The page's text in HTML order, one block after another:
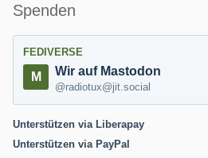
Spenden
FEDIVERSE
Wir auf Mastodon
@radiotux@jit.social
Unterstützen via Liberapay
Unterstützen via PayPal